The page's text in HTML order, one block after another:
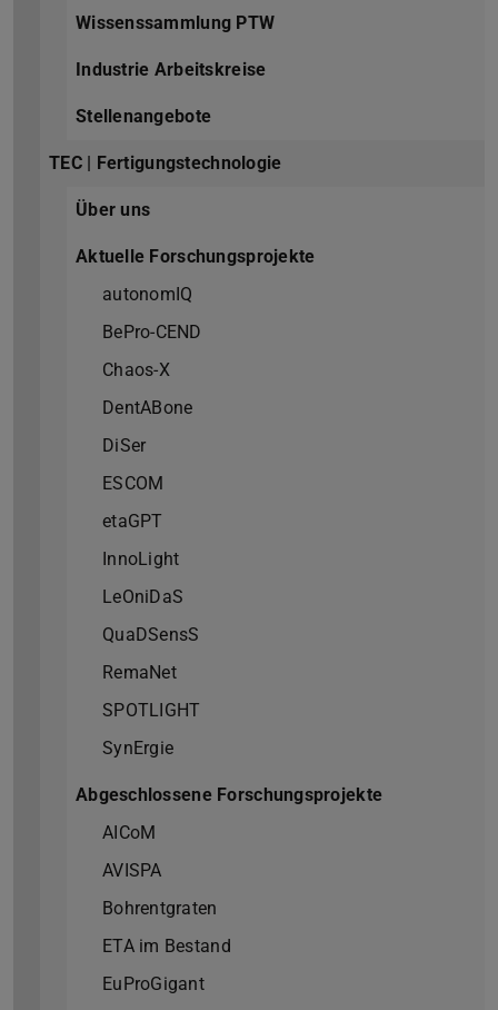
Wissenssammlung PTW
Industrie Arbeitskreise
Stellenangebote
TEC | Fertigungstechnologie
Über uns
Aktuelle Forschungsprojekte
autonomIQ
BePro-CEND
Chaos-X
DentABone
DiSer
ESCOM
etaGPT
InnoLight
LeOniDaS
QuaDSensS
RemaNet
SPOTLIGHT
SynErgie
Abgeschlossene Forschungsprojekte
AICoM
AVISPA
Bohrentgraten
ETA im Bestand
EuProGigant